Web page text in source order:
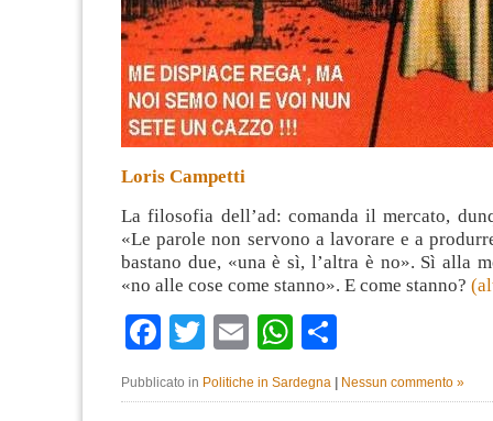
Loris Campetti
La filosofia dell’ad: comanda il mercato,
«Le parole non servono a lavorare e a
bastano due, «una è sì, l’altra è no». Sì alla
«no alle cose come stanno». E come stanno?
Facebook
TwitterEmailWhatsApp
Pubblicato in Politiche in Sardegna Nessun commento »